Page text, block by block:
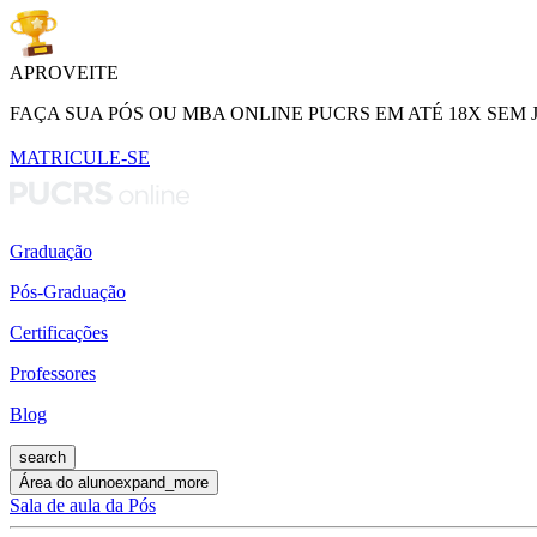
APROVEITE
FAÇA SUA PÓS OU MBA ONLINE PUCRS EM ATÉ 18X SEM
MATRICULE-SE
Graduação
Pós-Graduação
Certificações
Professores
Blog
search
Área do alunoexpand_more
Sala de aula da Pós